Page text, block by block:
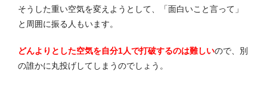
そうした重い空気を変えようとして、「面白いこと言って」
と周囲に振る人もいます。
どんよりとした空気を自分1人で打破するのは難しいので、別
の誰かに丸投げしてしまうのでしょう。